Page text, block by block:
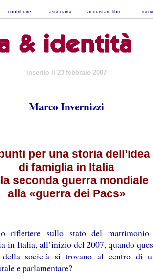
contribuire associarsi acquistare libri
inserito il 23 febbraio 2007
Marco Invernizzi
per una storia dell’idea
di famiglia in Italia
seconda guerra mondiale
alla «guerra dei Pacs»
riflettere sullo stato del
in Italia, all’inizio del 2007, quando
della società si trovano al centro di
e parlamentare?